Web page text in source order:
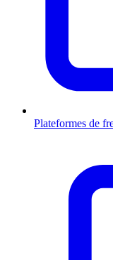
Plateformes de